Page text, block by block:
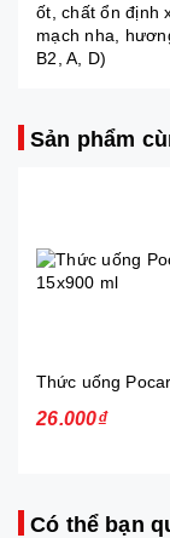
ốt, chất ổn định
mạch nha,
B2, A, D)
Sản phẩm
26.000₫
Có thể bạn